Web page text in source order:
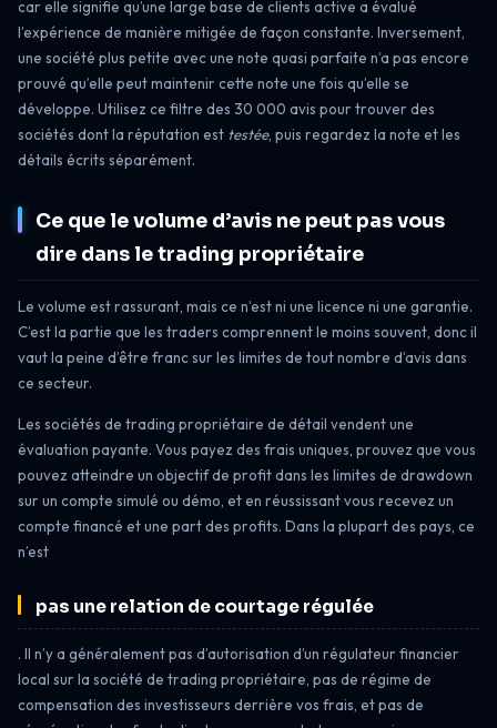
car elle signifie qu’une large base de clients active a évalué
l’expérience de manière mitigée de façon constante. Inversement,
une société plus petite avec une note quasi parfaite n’a pas encore
prouvé qu’elle peut maintenir cette note une fois qu’elle se
développe. Utilisez ce filtre des 30 000 avis pour trouver des
sociétés dont la réputation est testée, puis regardez la note et les
détails écrits séparément.
Ce que le volume d’avis ne peut pas vous
dire dans le trading propriétaire
Le volume est rassurant, mais ce n’est ni une licence ni une garantie.
C’est la partie que les traders comprennent le moins souvent, donc il
vaut la peine d’être franc sur les limites de tout nombre d’avis dans
ce secteur.
Les sociétés de trading propriétaire de détail vendent une
évaluation payante. Vous payez des frais uniques, prouvez que vous
pouvez atteindre un objectif de profit dans les limites de drawdown
sur un compte simulé ou démo, et en réussissant vous recevez un
compte financé et une part des profits. Dans la plupart des pays, ce
n’est
pas une relation de courtage régulée
. Il n’y a généralement pas d’autorisation d’un régulateur financier
local sur la société de trading propriétaire, pas de régime de
compensation des investisseurs derrière vos frais, et pas de